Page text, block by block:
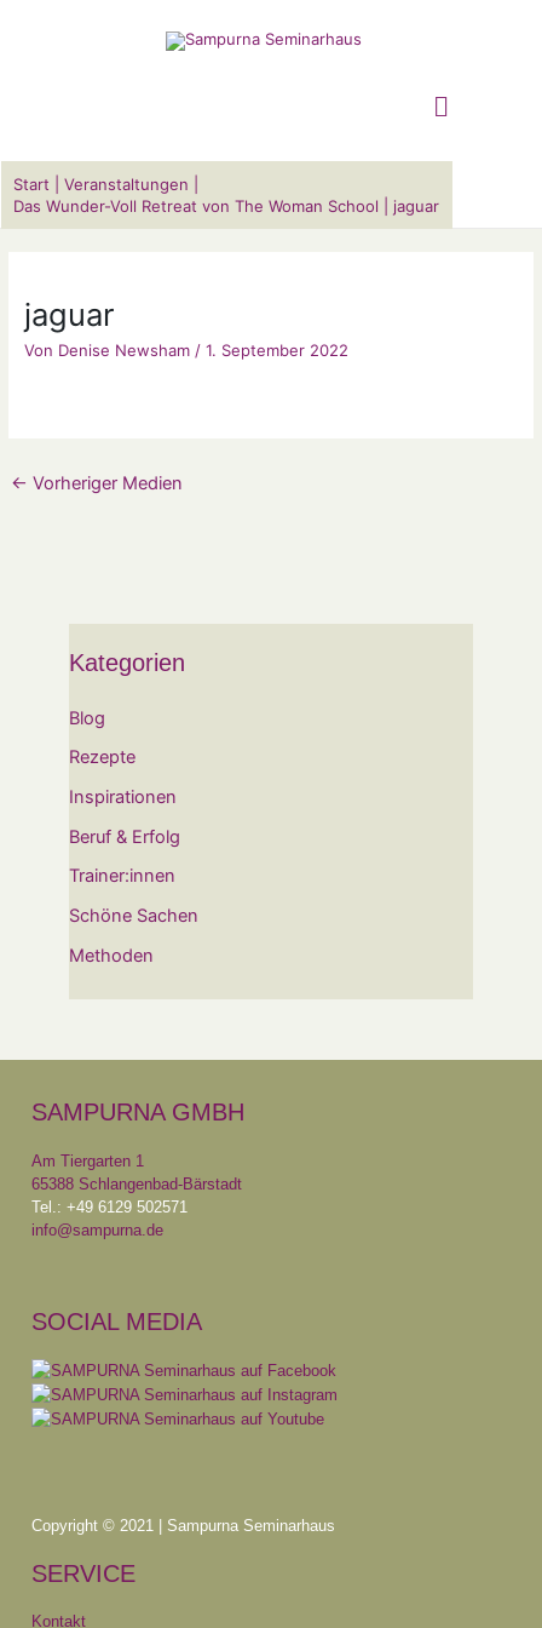
Start
Veranstaltungen
Das Wunder-Voll Retreat von The Woman School
jaguar
jaguar
Von Denise Newsham /1. September 2022
← Vorheriger Medien
Kategorien
Blog
Rezepte
Inspirationen
Beruf & Erfolg
Trainer:innen
Schöne Sachen
Methoden
SAMPURNA GMBH
Am Tiergarten 1
65388 Schlangenbad-Bärstadt
Tel.: +49 6129 502571
info@sampurna.de
SOCIAL MEDIA
Copyright © 2021 | Sampurna Seminarhaus
SERVICE
Kontakt